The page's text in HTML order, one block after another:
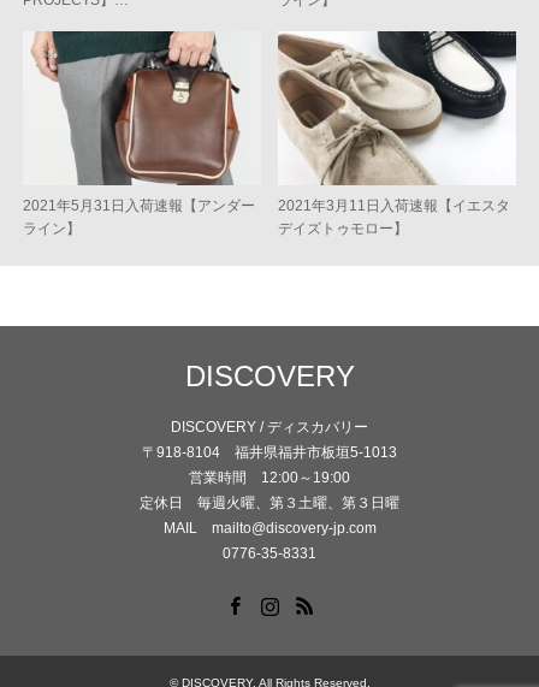
2021年5月31日入荷速報【アンダー
ライン】
2021年3月11日入荷速報【イエスタ
デイズトゥモロー】
DISCOVERY
DISCOVERY / ディスカバリー
〒918-8104 福井県福井市板垣5-1013
営業時間 12:00～19:00
定休日 毎週火曜、第３土曜、第３日曜
MAIL mailto@discovery-jp.com
0776-35-8331
©DISCOVERY. All Rights Reserved.